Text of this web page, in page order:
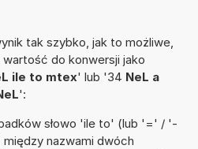
tak szybko, jak to możliwe,
do konwersji jako
ile to mtex' lub '34 NeL a
':
słowo 'ile to' (lub '=' / '-
nazwami dwóch